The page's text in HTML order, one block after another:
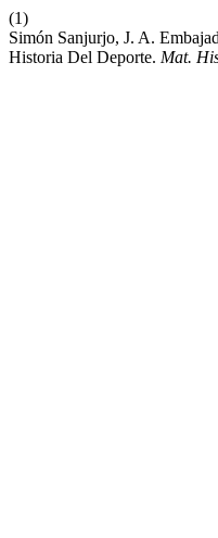
(1)
Simón Sanjurjo, J. A.
Historia Del Deporte. Mat.